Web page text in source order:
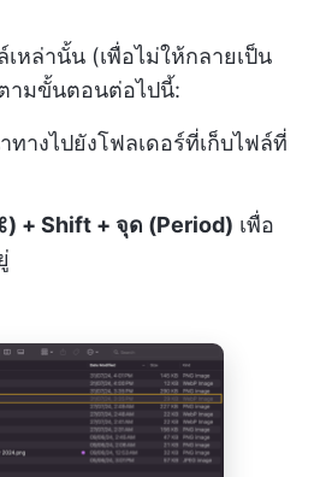
หล่านั้น (เพื่อไม่ให้กลายเป็น
ามขั้นตอนต่อไปนี้:
ทางไปยังโฟลเดอร์ที่เก็บไฟล์ที่
+ Shift + จุด (Period) เพื่อ